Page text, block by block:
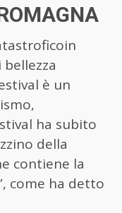
bellezza
è un
ha subito
della
contiene la
come ha detto